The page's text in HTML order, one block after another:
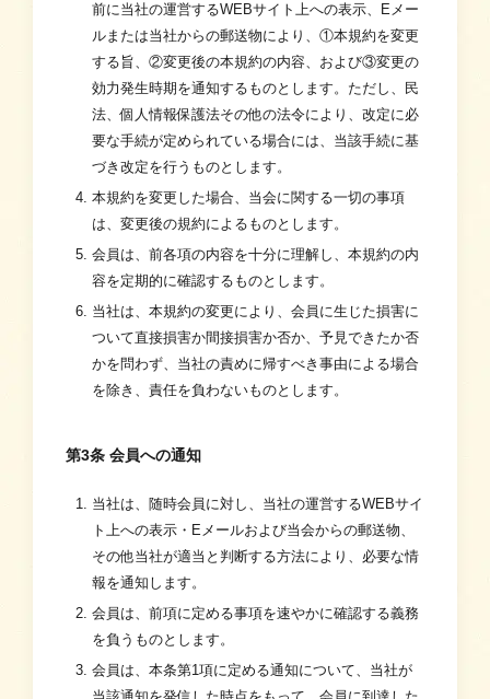
前に当社の運営するWEBサイト上への表示、Eメー
ルまたは当社からの郵送物により、①本規約を変更
する旨、②変更後の本規約の内容、および③変更の
効力発生時期を通知するものとします。ただし、民
法、個人情報保護法その他の法令により、改定に必
要な手続が定められている場合には、当該手続に基
づき改定を行うものとします。
本規約を変更した場合、当会に関する一切の事項
は、変更後の規約によるものとします。
会員は、前各項の内容を十分に理解し、本規約の内
容を定期的に確認するものとします。
当社は、本規約の変更により、会員に生じた損害に
ついて直接損害か間接損害か否か、予見できたか否
かを問わず、当社の責めに帰すべき事由による場合
を除き、責任を負わないものとします。
第3条 会員への通知
当社は、随時会員に対し、当社の運営するWEBサイ
ト上への表示・Eメールおよび当会からの郵送物、
その他当社が適当と判断する方法により、必要な情
報を通知します。
会員は、前項に定める事項を速やかに確認する義務
を負うものとします。
会員は、本条第1項に定める通知について、当社が